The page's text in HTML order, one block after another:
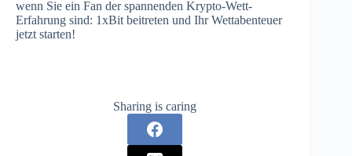
wenn Sie ein Fan der spannenden Krypto-Wett-
Erfahrung sind: 1xBit beitreten und Ihr Wettabenteuer
jetzt starten!
Sharing is caring